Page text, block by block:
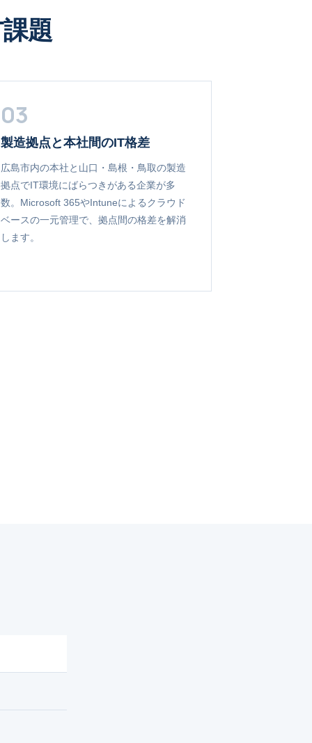
題
03
製造拠点と本社間のIT格差
広島市内の本社と山口・島根・鳥取の製造
拠点でIT環境にばらつきがある企業が多
数。Microsoft 365やIntuneによるクラウド
ベースの一元管理で、拠点間の格差を解消
します。